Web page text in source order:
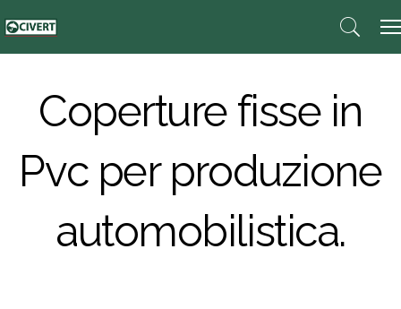
Coperture fisse in
Pvc per produzione
automobilistica.